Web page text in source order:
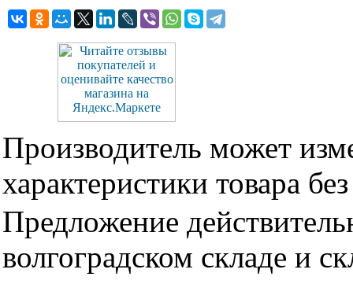
Производитель может
характеристики товара
Предложение
волгоградском складе и